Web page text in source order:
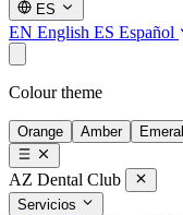
ES
EN English ES Español
Colour theme
Orange Amber
AZ Dental Club
Servicios